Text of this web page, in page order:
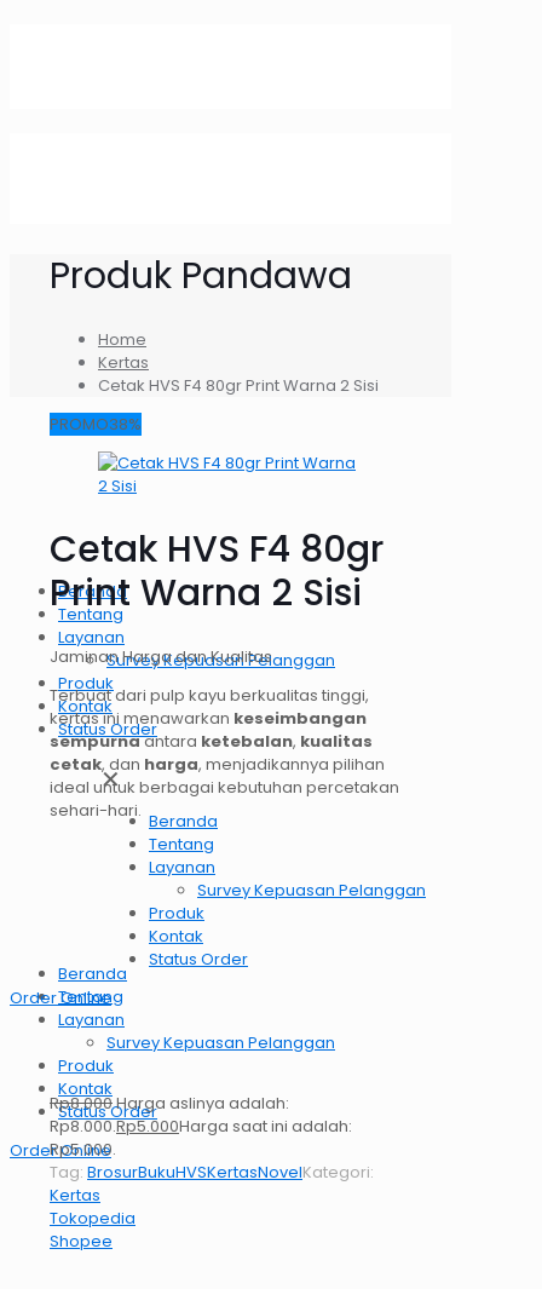
Beranda
Tentang
Layanan
Survey Kepuasan Pelanggan
Produk
Kontak
Status Order
Order Online
Beranda
Tentang
Layanan
Survey Kepuasan Pelanggan
Produk
Kontak
Status Order
✕
Beranda
Tentang
Layanan
Survey Kepuasan Pelanggan
Produk
Kontak
Status Order
Order OnlIne
Produk Pandawa
Home
Kertas
Cetak HVS F4 80gr Print Warna 2 Sisi
PROMO38%
Cetak HVS F4 80gr
Print Warna 2 Sisi
Jaminan Harga dan Kualitas
Terbuat dari pulp kayu berkualitas tinggi,
kertas ini menawarkan keseimbangan
sempurnaantara ketebalan, kualitas
cetak, dan harga, menjadikannya pilihan
ideal untuk berbagai kebutuhan percetakan
sehari-hari.
Rp8.000Harga aslinya adalah:
Rp8.000.Rp5.000Harga saat ini adalah:
Rp5.000.
Tag: BrosurBukuHVSKertasNovelKategori:
Kertas
Tokopedia
Shopee